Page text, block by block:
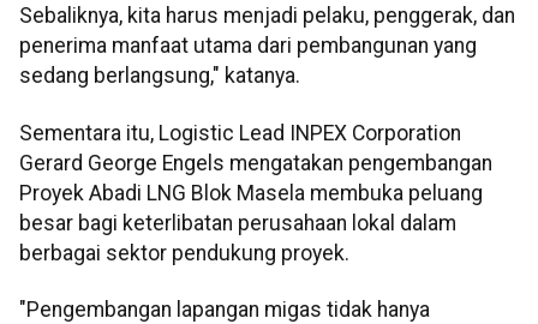
Sebaliknya, kita harus menjadi pelaku, penggerak, dan
penerima manfaat utama dari pembangunan yang
sedang berlangsung," katanya.
Sementara itu, Logistic Lead INPEX Corporation
Gerard George Engels mengatakan pengembangan
Proyek Abadi LNG Blok Masela membuka peluang
besar bagi keterlibatan perusahaan lokal dalam
berbagai sektor pendukung proyek.
"Pengembangan lapangan migas tidak hanya